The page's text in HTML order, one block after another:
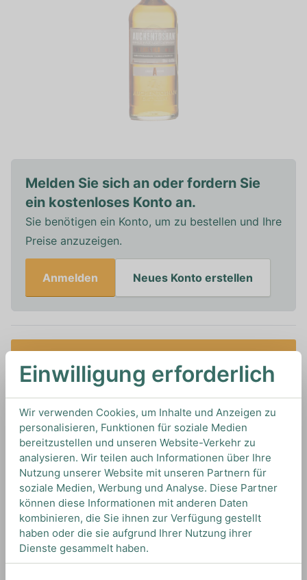
Melden Sie sich an oder fordern Sie
ein kostenloses Konto an.
Sie benötigen ein Konto, um zu bestellen und Ihre
Preise anzuzeigen.
Anmelden Neues Konto erstellen
wenn dieses Produkt auf Lager ist
0,7L 43%
Artikelnummer: 16485
Lowland Whisky vonAuchentoshan ausSchottland
TIPS & TRICKS
HOW TO DRINK
Wir empfehlen diesen Whisky pur zu genießen,
Einwilligung erforderlich
Wir verwenden Cookies, um Inhalte und Anzeigen zu
personalisieren, Funktionen für soziale Medien
bereitzustellen und unseren Website-Verkehr zu
analysieren. Wir teilen auch Informationen über Ihre
Nutzung unserer Website mit unseren Partnern für
soziale Medien, Werbung und Analyse. Diese Partner
können diese Informationen mit anderen Daten
kombinieren, die Sie ihnen zur Verfügung gestellt
haben oder die sie aufgrund Ihrer Nutzung ihrer
Dienste gesammelt haben.